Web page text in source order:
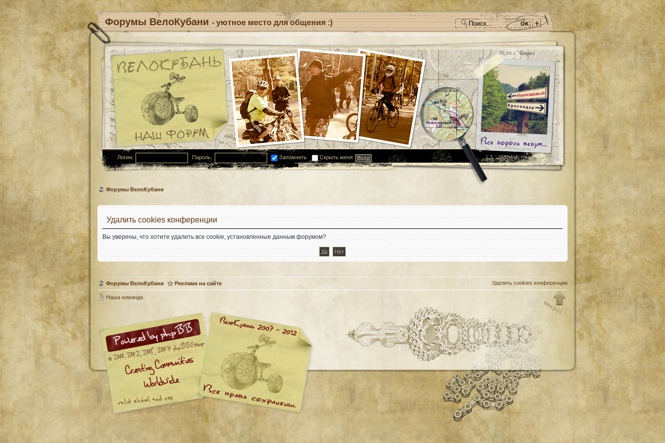
Форумы ВелоКубани - уютное место для общения :)
Логин: Пароль: Запомнить Скрыть меня
Форумы ВелоКубани
Удалить cookies конференции
Вы уверены, что хотите удалить все cookie, установленные данным форумом?
Форумы ВелоКубани Реклама на сайте Удалить cookies конференции
Наша команда